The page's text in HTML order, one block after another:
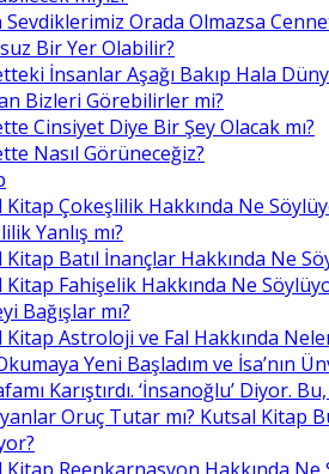
Orada Olmazsa
Bir Yer Olabilir?
İnsanlar Aşağı Bakıp Hala
Bizleri Görebilirler mi?
Cinsiyet Diye Bir Şey Olacak mı?
Nasıl Görüneceğiz?
Kitap Çokeşlilik Hakkında Ne
Yanlış mı?
Kitap Batıl İnançlar Hakkında Ne
Kitap Fahişelik Hakkında Ne
Bağışlar mı?
Kitap Astroloji ve Fal Hakkında
Yeni Başladım ve İsa’nın
Karıştırdı. ‘İnsanoğlu’ Diyor.
Oruç Tutar mı? Kutsal Kitap